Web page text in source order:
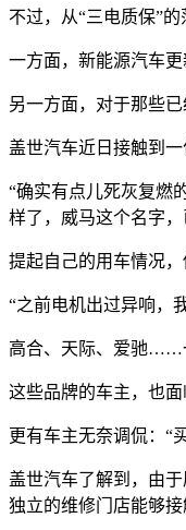
不过，从“三电质保”
一方面，新能源汽车
另一方面，对于那些
盖世汽车近日接触到
“确实有点儿死灰复燃
样了，威马这个名字
提起自己的用车情况
“之前电机出过异响，
高合、天际、爱驰……
这些品牌的车主，也
更有车主无奈调侃：“
盖世汽车了解到，由
独立的维修门店能够接